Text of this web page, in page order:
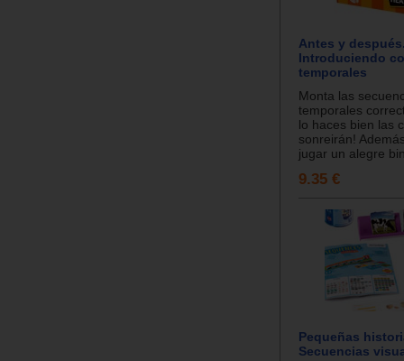
Antes y
Introduciendo
temporales
Monta las
temporales
lo haces bien las
sonreirán!
jugar un alegre
9.35 €
Pequeñas
Secuencias